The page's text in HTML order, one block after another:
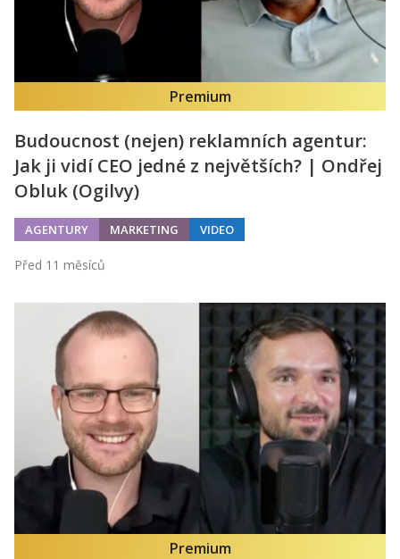
Premium
Budoucnost (nejen) reklamních agentur:
Jak ji vidí CEO jedné z největších? | Ondřej
Obluk (Ogilvy)
AGENTURY MARKETING VIDEO
Před 11 měsíců
Premium